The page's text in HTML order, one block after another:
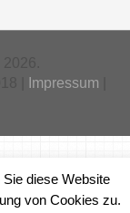
Impressum
diese Website
von Cookies zu.